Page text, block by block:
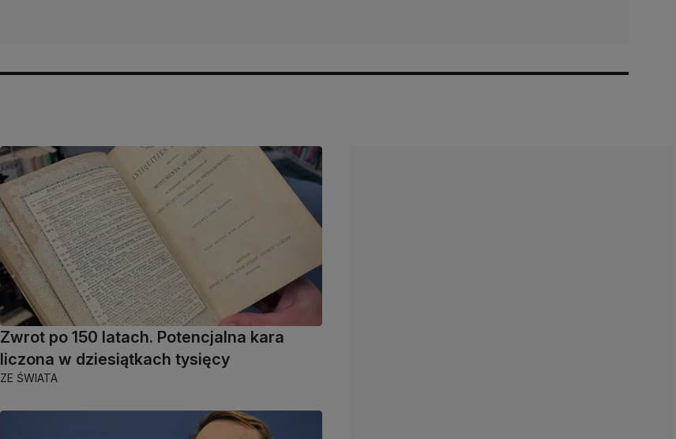
Zwrot po 150 latach. Potencjalna kara
liczona w dziesiątkach tysięcy
ZE ŚWIATA